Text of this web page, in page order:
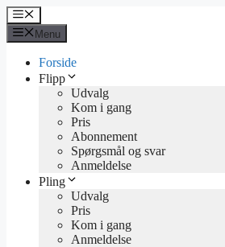
Hop
til
indhold
Menu
Menu
Forside
Flipp
Udvalg
Kom i gang
Pris
Abonnement
Spørgsmål og svar
Anmeldelse
Pling
Udvalg
Pris
Kom i gang
Anmeldelse